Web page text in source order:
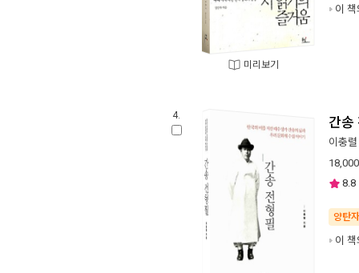
미리보기
이
4. 간송
이충렬
18,000
8.8
양탄
이